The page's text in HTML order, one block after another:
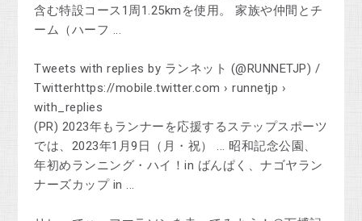
含む特設コース1周1.25kmを使用。 家族や仲間とチ
ーム（ハーフ ...
Tweets with replies by ランネット (@RUNNETJP) /
Twitterhttps://mobile.twitter.com › runnetjp ›
with_replies
(PR) 2023年もランナーを応援するステップスポーツ
では、2023年1月9日（月・祝） ... 昭和記念公園、
年初めランニング・ハイ！in ばんぱく、ナゴヤラン
ナーズカップ in ...